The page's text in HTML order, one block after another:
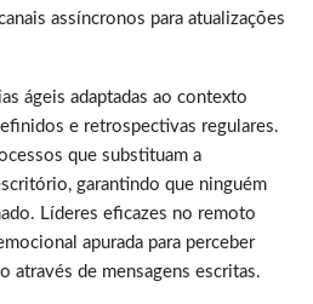
assíncronos para atualizações
ágeis adaptadas ao contexto
e retrospectivas regulares.
que substituam a
garantindo que ninguém
Líderes eficazes no remoto
apurada para perceber
através de mensagens escritas.